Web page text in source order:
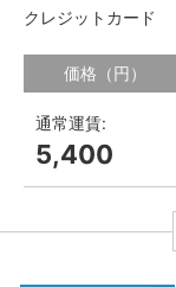
クレジットカード
価格（円）
通常運賃:
5,400